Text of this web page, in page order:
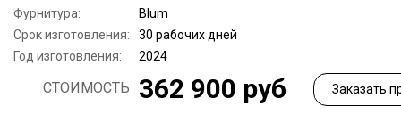
Фурнитура:
Blum
Срок изготовления:
30 рабочих дней
Год изготовления:
2024
СТОИМОСТЬ 362 900 руб Заказать